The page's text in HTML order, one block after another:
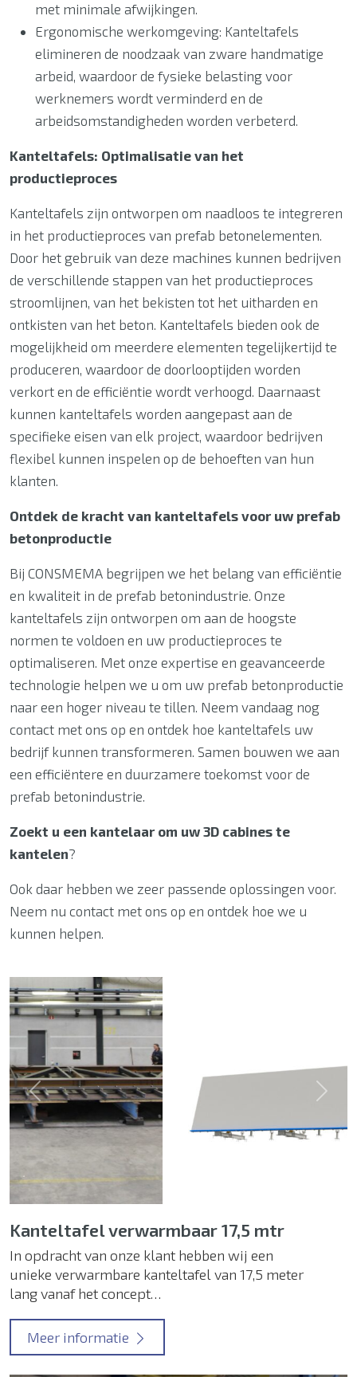
met minimale afwijkingen.
Ergonomische werkomgeving: Kanteltafels
elimineren de noodzaak van zware handmatige
arbeid, waardoor de fysieke belasting voor
werknemers wordt verminderd en de
arbeidsomstandigheden worden verbeterd.
Kanteltafels: Optimalisatie van het
productieproces
Kanteltafels zijn ontworpen om naadloos te integreren
in het productieproces van prefab betonelementen.
Door het gebruik van deze machines kunnen bedrijven
de verschillende stappen van het productieproces
stroomlijnen, van het bekisten tot het uitharden en
ontkisten van het beton. Kanteltafels bieden ook de
mogelijkheid om meerdere elementen tegelijkertijd te
produceren, waardoor de doorlooptijden worden
verkort en de efficiëntie wordt verhoogd. Daarnaast
kunnen kanteltafels worden aangepast aan de
specifieke eisen van elk project, waardoor bedrijven
flexibel kunnen inspelen op de behoeften van hun
klanten.
Ontdek de kracht van kanteltafels voor uw prefab
betonproductie
Bij CONSMEMA begrijpen we het belang van efficiëntie
en kwaliteit in de prefab betonindustrie. Onze
kanteltafels zijn ontworpen om aan de hoogste
normen te voldoen en uw productieproces te
optimaliseren. Met onze expertise en geavanceerde
technologie helpen we u om uw prefab betonproductie
naar een hoger niveau te tillen. Neem vandaag nog
contact met ons op en ontdek hoe kanteltafels uw
bedrijf kunnen transformeren. Samen bouwen we aan
een efficiëntere en duurzamere toekomst voor de
prefab betonindustrie.
Zoekt u een kantelaar om uw 3D cabines te
kantelen?
Ook daar hebben we zeer passende oplossingen voor.
Neem nu contact met ons op en ontdek hoe we u
kunnen helpen.
Previous Next
Kanteltafel verwarmbaar 17,5 mtr
In opdracht van onze klant hebben wij een
unieke verwarmbare kanteltafel van 17,5 meter
lang vanaf het concept…
Meer informatie